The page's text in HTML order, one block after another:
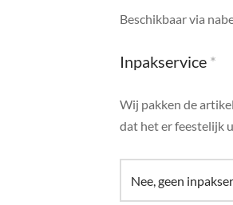
Beschikbaar via
Inpakservice *
Wij pakken de
dat het er feestelijk